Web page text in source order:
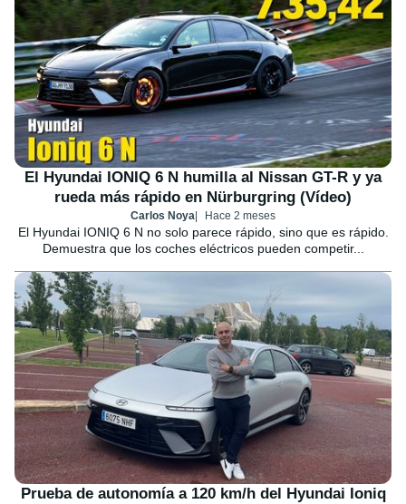
El Hyundai IONIQ 6 N humilla al Nissan GT-R y ya
rueda más rápido en Nürburgring (Vídeo)
Carlos Noya Hace 2 meses
El Hyundai IONIQ 6 N no solo parece rápido, sino que es rápido.
Demuestra que los coches eléctricos pueden competir...
Prueba de autonomía a 120 km/h del Hyundai Ioniq